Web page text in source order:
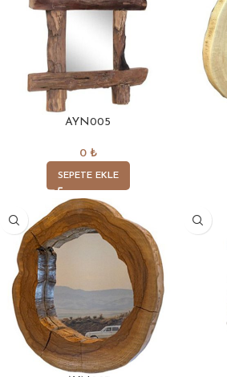
AYN005
0 ₺
SEPETE EKLE